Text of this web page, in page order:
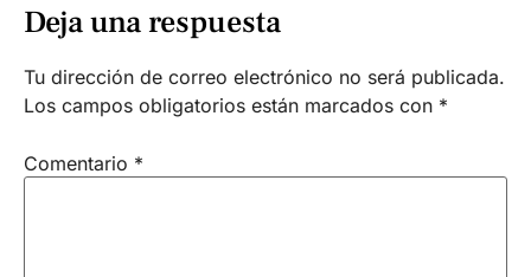
Deja una respuesta
Tu dirección de correo electrónico no será publicada.
Los campos obligatorios están marcados con *
Comentario *